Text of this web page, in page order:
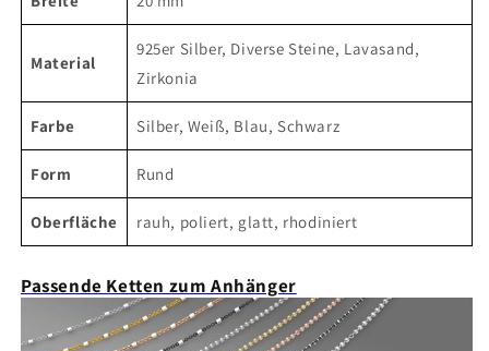
Material
925er Silber, Diverse Steine, Lavasand,
Zirkonia
Farbe Silber, Weiß, Blau, Schwarz
Form Rund
Oberfläche rauh, poliert, glatt, rhodiniert
Passende Ketten zum Anhänger